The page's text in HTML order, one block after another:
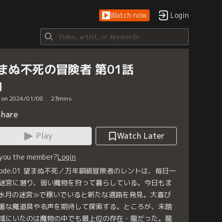
Watch now Login
ぬ不死の冒険者 第01話
2024/01/08 23mins
Play
Watch Later
the member?Login
望まぬ不死／万年銅級冒険者のレントは、毎日一
宮に潜り、弱い魔物を狩って暮らしている。今日もま
月の迷宮≫で稼いでいると新たな通路を発見。大喜び
な魔道具や名声を期待して探索する。ところが、未踏
にいたのは魔物の中でも最上位の存在・龍だった。龍